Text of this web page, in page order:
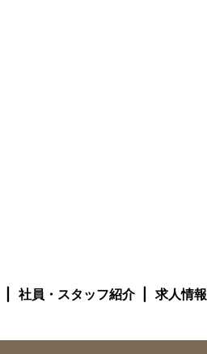
社員・スタッフ紹介 求人情報